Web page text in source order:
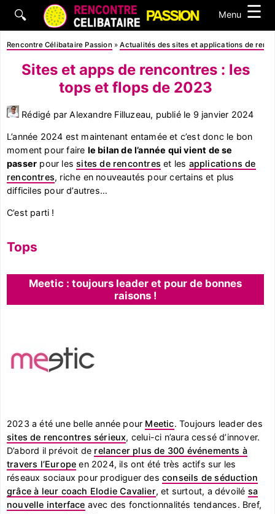
🔍 Menu ☰
Rencontre Célibataire Passion »Actualités des sites et applications de
Sites et apps de rencontres : les
tops et flops de 2023
Rédigé par Alexandre Filluzeau, publié le 9 janvier 2024
L’année 2024 est maintenant entamée et c’est donc le bon
moment pour faire le bilan de l’année qui vient de se
passer pour lessites de rencontres et les applications de
rencontres, riche en nouveautés pour certains et plus
difficiles pour d’autres…
C’est parti !
Tops
Meetic : toujours leader et pour de bonnes
raisons !
2023 a été une belle année pour Meetic. Toujours leader des
sites de rencontres sérieux, celui-ci n’aura cessé d’innover.
D’abord il prévoit de relancer plus de 300 événements à
travers l’Europe en 2024, ils ont été très actifs sur les
réseaux sociaux pour prodiguer des conseils de séduction
grâce à leur coach Elodie Cavalier, et surtout, a dévoilé sa
nouvelle interface avec des fonctionnalités tendances. Bref,